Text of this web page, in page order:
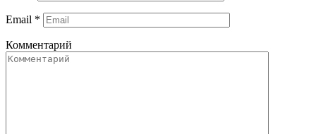
Email *
Комментарий